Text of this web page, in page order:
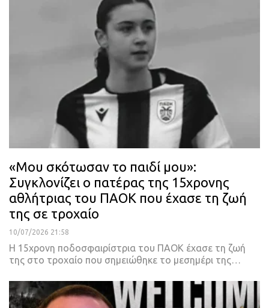
«Μου σκότωσαν το παιδί μου»:
Συγκλονίζει ο πατέρας της 15χρονης
αθλήτριας του ΠΑΟΚ που έχασε τη ζωή
της σε τροχαίο
10/07/2026 21:58
Η 15χρονη ποδοσφαιρίστρια του ΠΑΟΚ έχασε τη ζωή
της στο τροχαίο που σημειώθηκε το μεσημέρι της…